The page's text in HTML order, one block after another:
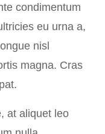
condimentum
eu urna a,
nisl
magna. Cras
at aliquet leo